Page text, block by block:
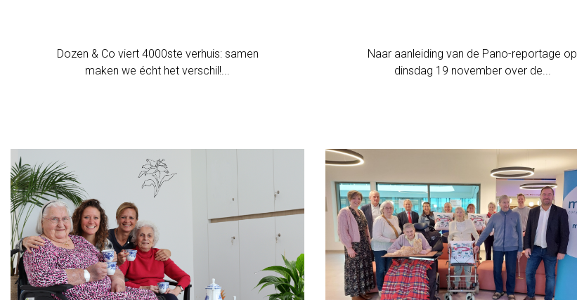
Dozen & Co viert 4000ste verhuis: samen
maken we écht het verschil!...
Naar aanleiding van de Pano-reportage op
dinsdag 19 november over de...